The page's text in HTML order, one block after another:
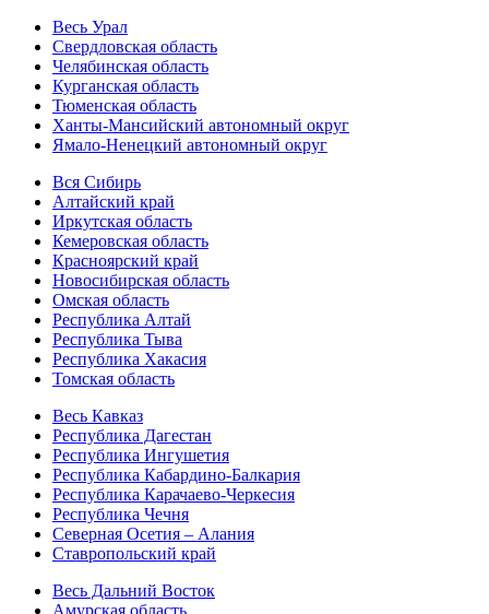
Весь Урал
Свердловская область
Челябинская область
Курганская область
Тюменская область
Ханты-Мансийский автономный округ
Ямало-Ненецкий автономный округ
Вся Сибирь
Алтайский край
Иркутская область
Кемеровская область
Красноярский край
Новосибирская область
Омская область
Республика Алтай
Республика Тыва
Республика Хакасия
Томская область
Весь Кавказ
Республика Дагестан
Республика Ингушетия
Республика Кабардино-Балкария
Республика Карачаево-Черкесия
Республика Чечня
Северная Осетия – Алания
Ставропольский край
Весь Дальний Восток
Амурская область